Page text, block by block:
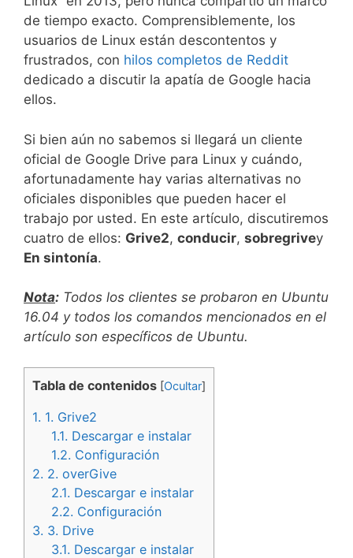
de tiempo exacto. Comprensiblemente, los
usuarios de Linux están descontentos y
frustrados, con hilos completos de Reddit
dedicado a discutir la apatía de Google hacia
ellos.
Si bien aún no sabemos si llegará un cliente
oficial de Google Drive para Linux y cuándo,
afortunadamente hay varias alternativas no
oficiales disponibles que pueden hacer el
trabajo por usted. En este artículo, discutiremos
cuatro de ellos: Grive2, conducir, sobregrivey
En sintonía.
Nota: Todos los clientes se probaron en Ubuntu
16.04 y todos los comandos mencionados en el
artículo son específicos de Ubuntu.
Tabla de contenidos [Ocultar]
1. 1. Grive2
1.1. Descargar e instalar
1.2. Configuración
2. 2. overGive
2.1. Descargar e instalar
2.2. Configuración
3. 3. Drive
3.1. Descargar e instalar